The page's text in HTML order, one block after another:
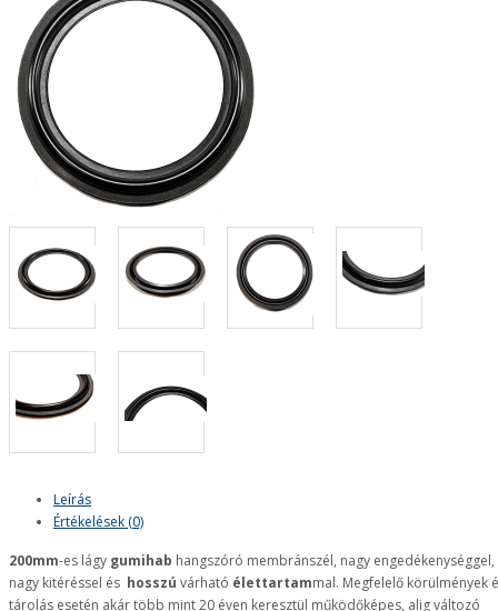
Leírás
Értékelések (0)
200mm-es lágy gumihab hangszóró membránszél, nagy engedékenységgel,
nagy kitéréssel és hosszú várható élettartammal. Megfelelő körülmények
tárolás esetén akár több mint 20 éven keresztül működőképes, alig változó